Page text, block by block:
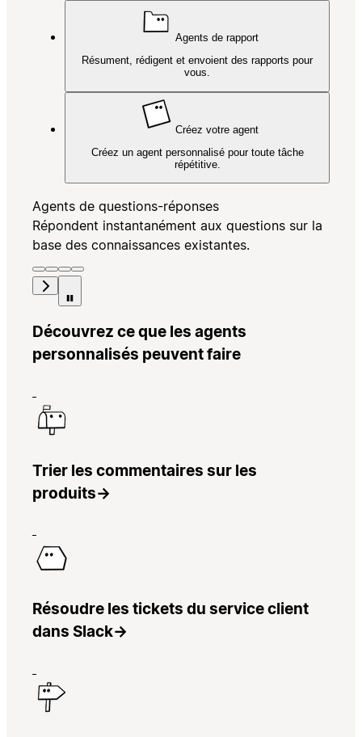
Agents de rapport
Résument, rédigent et envoient des rapports pour
vous.
Créez votre agent
Créez un agent personnalisé pour toute tâche
répétitive.
Agents de questions-réponses
Répondent instantanément aux questions sur la
base des connaissances existantes.
Découvrez ce que les agents
personnalisés peuvent faire
Trier les commentaires sur les
produits→
Résoudre les tickets du service client
dans Slack→